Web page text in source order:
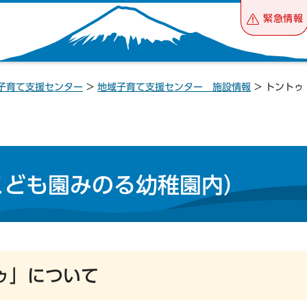
緊急情報
育て支援センター > 地域子育て支援センター 施設情報 > トントゥ
も園みのる幼稚園内）
」について